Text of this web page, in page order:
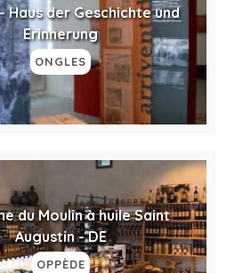
Haus der Geschichte und
Erinnerung
ONGLES
du Moulin à huile Saint
Augustin - DE
OPPÈDE